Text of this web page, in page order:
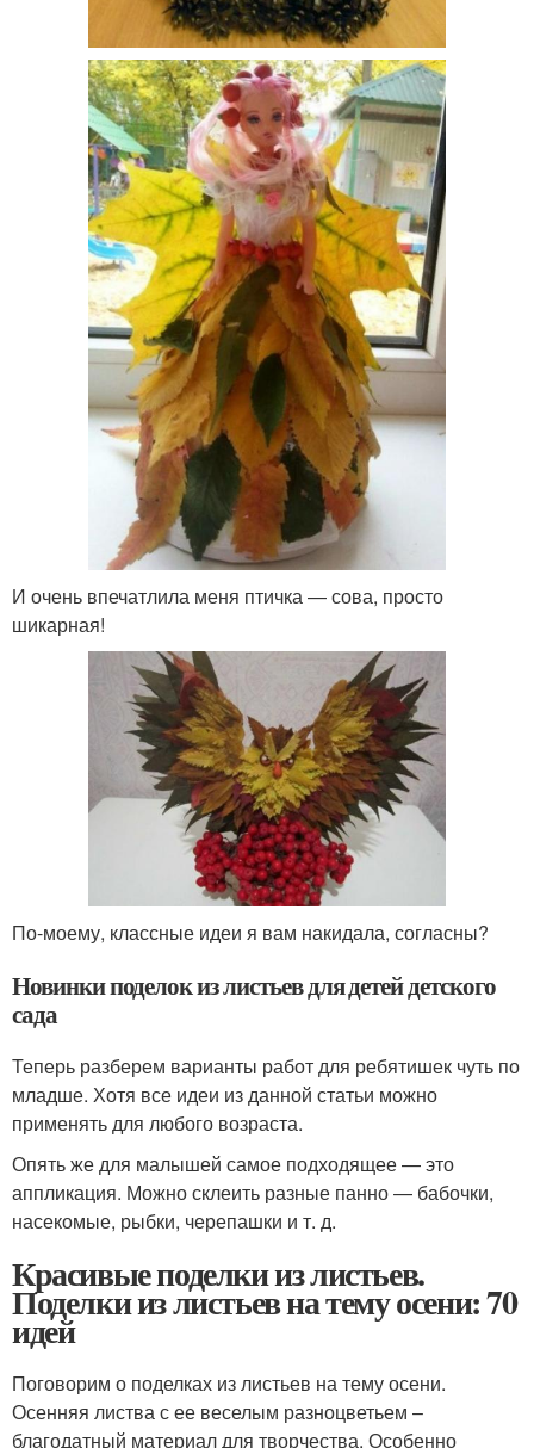
И очень впечатлила меня птичка — сова, просто
шикарная!
По-моему, классные идеи я вам накидала, согласны?
Новинки поделок из листьев для детей детского
сада
Теперь разберем варианты работ для ребятишек чуть по
младше. Хотя все идеи из данной статьи можно
применять для любого возраста.
Опять же для малышей самое подходящее — это
аппликация. Можно склеить разные панно — бабочки,
насекомые, рыбки, черепашки и т. д.
Красивые поделки из листьев.
Поделки из листьев на тему осени: 70
идей
Поговорим о поделках из листьев на тему осени.
Осенняя листва с ее веселым разноцветьем –
благодатный материал для творчества. Особенно